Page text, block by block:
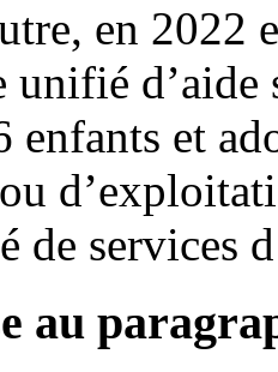
en 2022
unifié
enfants et
de services
au